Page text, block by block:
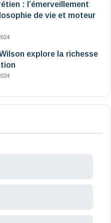
: l’émerveillement
de vie et moteur
explore la richesse